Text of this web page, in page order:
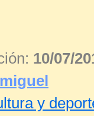
10/07/
y